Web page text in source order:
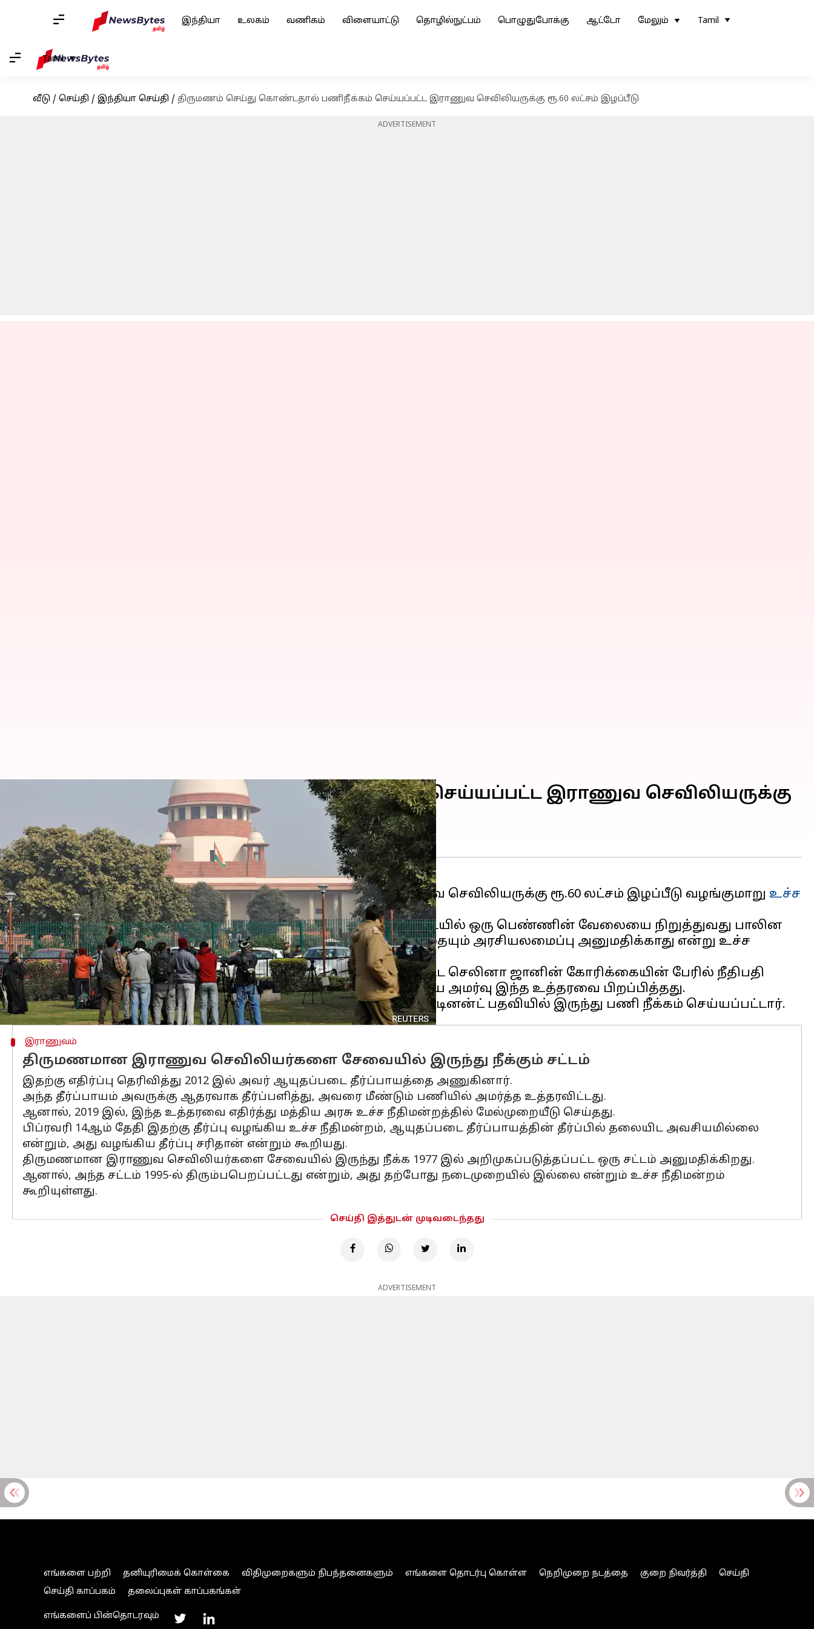
இந்தியா உலகம் வணிகம் விளையாட்டு தொழில்நுட்பம் பொழுதுபோக்கு ஆட்டோ மேலும் Tamil
Tamil
வீடு / செய்தி / இந்தியா செய்தி / திருமணம் செய்து கொண்டதால் பணிநீக்கம் செய்யப்பட்ட இராணுவ செவிலியருக்கு ரூ.60 லட்சம் இழப்பீடு
ADVERTISEMENT
திருமணம் செய்து கொண்டதால் பணிநீக்கம் செய்யப்பட்ட இராணுவ செவிலியருக்கு
ரூ.60 லட்சம் இழப்பீடு
எழுதியவர் Sindhuja SM Feb 21, 2024 04:25 pm
செய்தி முன்னோட்டம்
திருமணம்செய்து கொண்டதால் பணிநீக்கம் செய்யப்பட்ட இராணுவ செவிலியருக்கு ரூ.60 லட்சம் இழப்பீடு வழங்குமாறு உச்ச
நீதிமன்றம்மத்திய அரசுக்கு உத்தரவிட்டுள்ளது.
இது குறித்து விசாரித்த உச்ச நீதிமன்றம், திருமணத்தின் அடிப்படையில் ஒரு பெண்ணின் வேலையை நிறுத்துவது பாலின
பாகுபாடாகும். பாலின சார்பு அடிப்படையிலான எந்தவொரு சட்டத்தையும் அரசியலமைப்பு அனுமதிக்காது என்று உச்ச
நீதிமன்றம் கூறியுள்ளது.
1988 ஆம் ஆண்டு திருமணம் ஆனவுடன் பணியில் இருந்து நீக்கப்பட்ட செலினா ஜானின் கோரிக்கையின் பேரில் நீதிபதி
சஞ்சீவ் கண்ணா மற்றும் நீதிபதி தீபங்கர் தத்தா ஆகியோர் அடங்கிய அமர்வு இந்த உத்தரவை பிறப்பித்தது.
இராணுவம்
திருமணமான இராணுவ செவிலியர்களை சேவையில் இருந்து நீக்கும் சட்டம்
இதற்கு எதிர்ப்பு தெரிவித்து 2012 இல் அவர் ஆயுதப்படை தீர்ப்பாயத்தை அணுகினார்.
அந்த தீர்ப்பாயம் அவருக்கு ஆதரவாக தீர்ப்பளித்து, அவரை மீண்டும் பணியில் அமர்த்த உத்தரவிட்டது.
ஆனால், 2019 இல், இந்த உத்தரவை எதிர்த்து மத்திய அரசு உச்ச நீதிமன்றத்தில் மேல்முறையீடு செய்தது.
பிப்ரவரி 14ஆம் தேதி இதற்கு தீர்ப்பு வழங்கிய உச்ச நீதிமன்றம், ஆயுதப்படை தீர்ப்பாயத்தின் தீர்ப்பில் தலையிட அவசியமில்லை
என்றும், அது வழங்கிய தீர்ப்பு சரிதான் என்றும் கூறியது.
திருமணமான இராணுவ செவிலியர்களை சேவையில் இருந்து நீக்க 1977 இல் அறிமுகப்படுத்தப்பட்ட ஒரு சட்டம் அனுமதிக்கிறது.
ஆனால், அந்த சட்டம் 1995-ல் திரும்பபெறப்பட்டது என்றும், அது தற்போது நடைமுறையில் இல்லை என்றும் உச்ச நீதிமன்றம்
கூறியுள்ளது.
செய்தி இத்துடன் முடிவடைந்தது
ADVERTISEMENT
எங்களை பற்றி தனியுரிமைக் கொள்கை விதிமுறைகளும் நிபந்தனைகளும் எங்களை தொடர்பு கொள்ள நெறிமுறை நடத்தை குறை நிவர்த்தி
செய்தி
செய்தி காப்பகம்
தலைப்புகள் காப்பகங்கள்
எங்களைப் பின்தொடரவும்